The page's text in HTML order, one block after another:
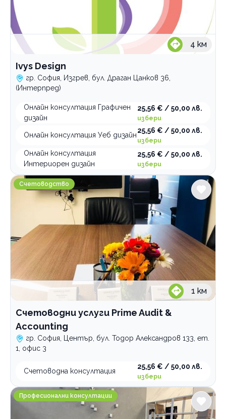
4 км
Ivys Design
гр. София, Изгрев, бул. Драган Цанков 36,
(Интерпред)
Онлайн консултация Графичен
дизайн
25,56 € / 50,00 лв.
избери
Онлайн консултация Уеб дизайн
25,56 € / 50,00 лв.
избери
Онлайн консултация
Интериорен дизайн
25,56 € / 50,00 лв.
избери
Счетоводни услуги Prime Audit & Accounting
Счетоводство
1 км
Счетоводни услуги Prime Audit &
Accounting
гр. София, Център, бул. Тодор Александров 133, ет.
1, офис 3
Счетоводна консултация
25,56 € / 50,00 лв.
избери
Кредитни и финансови консултации със Соня
Професионални консултации